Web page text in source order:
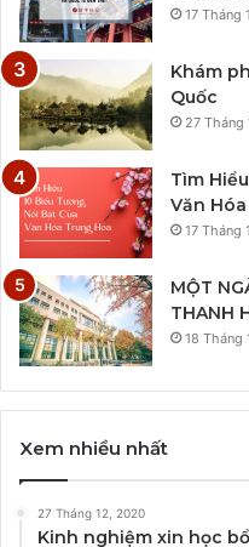
17 Tháng
Khám
Quốc
27 Tháng
Tìm
Văn
17 Tháng
MỘT
THANH
18 Tháng
Xem nhiều nhất
27 Tháng 12, 2020
Kinh nghiệm xin học